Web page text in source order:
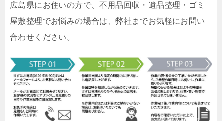
広島県にお住いの方で、不用品回収・遺品整理・ゴミ
屋敷整理でお悩みの場合は、弊社までお気軽にお問い
合わせください。